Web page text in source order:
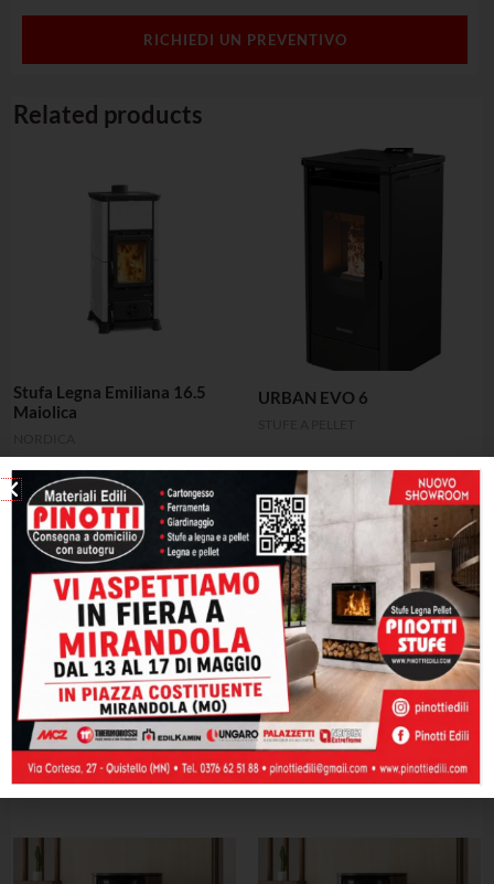
RICHIEDI UN PREVENTIVO
Related products
Stufa Legna Emiliana 16.5
Maiolica
URBAN EVO 6
ZEFY PLUS STYLE
STUFE A PELLET
FAGIOLO PLUS STYLE
STUFE A PELLET